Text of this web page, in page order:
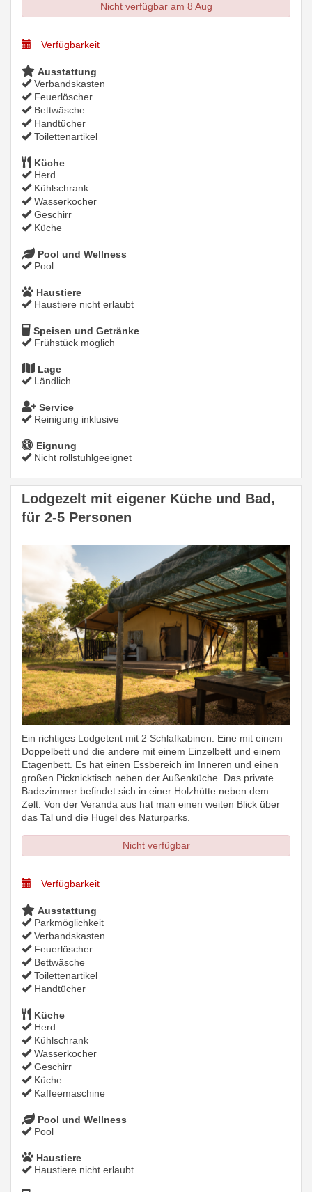
Nicht verfügbar am 8 Aug
Verfügbarkeit
Ausstattung
Verbandskasten
Feuerlöscher
Bettwäsche
Handtücher
Toilettenartikel
Küche
Herd
Kühlschrank
Wasserkocher
Geschirr
Küche
Pool und Wellness
Pool
Haustiere
Haustiere nicht erlaubt
Speisen und Getränke
Frühstück möglich
Lage
Ländlich
Service
Reinigung inklusive
Eignung
Nicht rollstuhlgeeignet
Lodgezelt mit eigener Küche und Bad,
für 2-5 Personen
Ein richtiges Lodgetent mit 2 Schlafkabinen. Eine mit einem
Doppelbett und die andere mit einem Einzelbett und einem
Etagenbett. Es hat einen Essbereich im Inneren und einen
großen Picknicktisch neben der Außenküche. Das private
Badezimmer befindet sich in einer Holzhütte neben dem
Zelt. Von der Veranda aus hat man einen weiten Blick über
das Tal und die Hügel des Naturparks.
Nicht verfügbar
Verfügbarkeit
Ausstattung
Parkmöglichkeit
Verbandskasten
Feuerlöscher
Bettwäsche
Toilettenartikel
Handtücher
Küche
Herd
Kühlschrank
Wasserkocher
Geschirr
Küche
Kaffeemaschine
Pool und Wellness
Pool
Haustiere
Haustiere nicht erlaubt